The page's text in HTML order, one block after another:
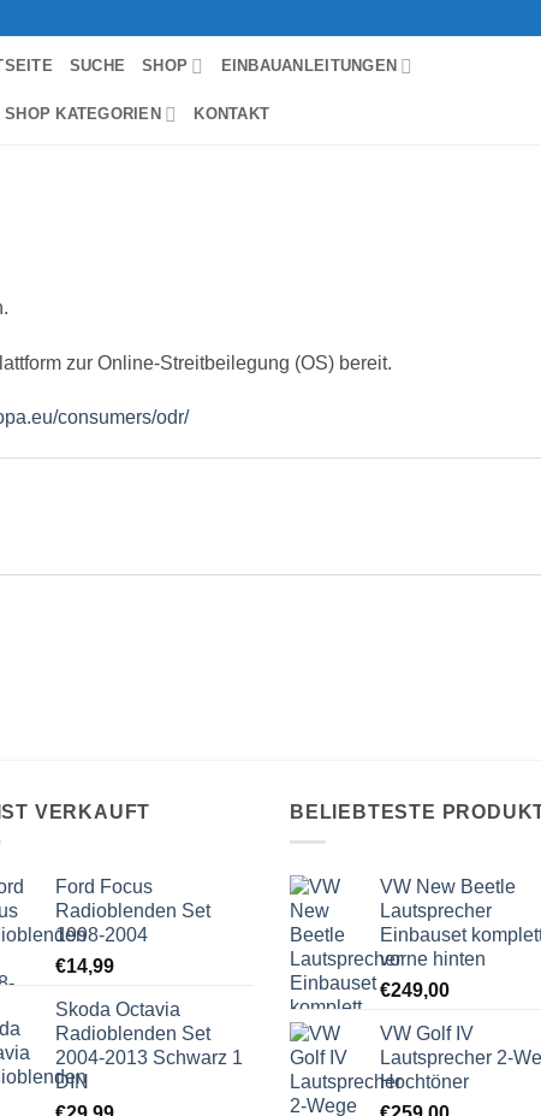
SUCHE SHOP EINBAUANLEITUNGEN
KATEGORIEN KONTAKT
zur Online-Streitbeilegung (OS) bereit.
consumers/odr/
VERKAUFT
Ford Focus
Radioblenden Set
1998-2004
€14,99
Skoda Octavia
Radioblenden Set
2004-2013 Schwarz 1
DIN
BELIEBTESTE
VW New Beetle
Lautsprecher
Einbauset
vorne hinten
€249,00
VW Golf IV
Lautsprecher 2-
Hochtöner